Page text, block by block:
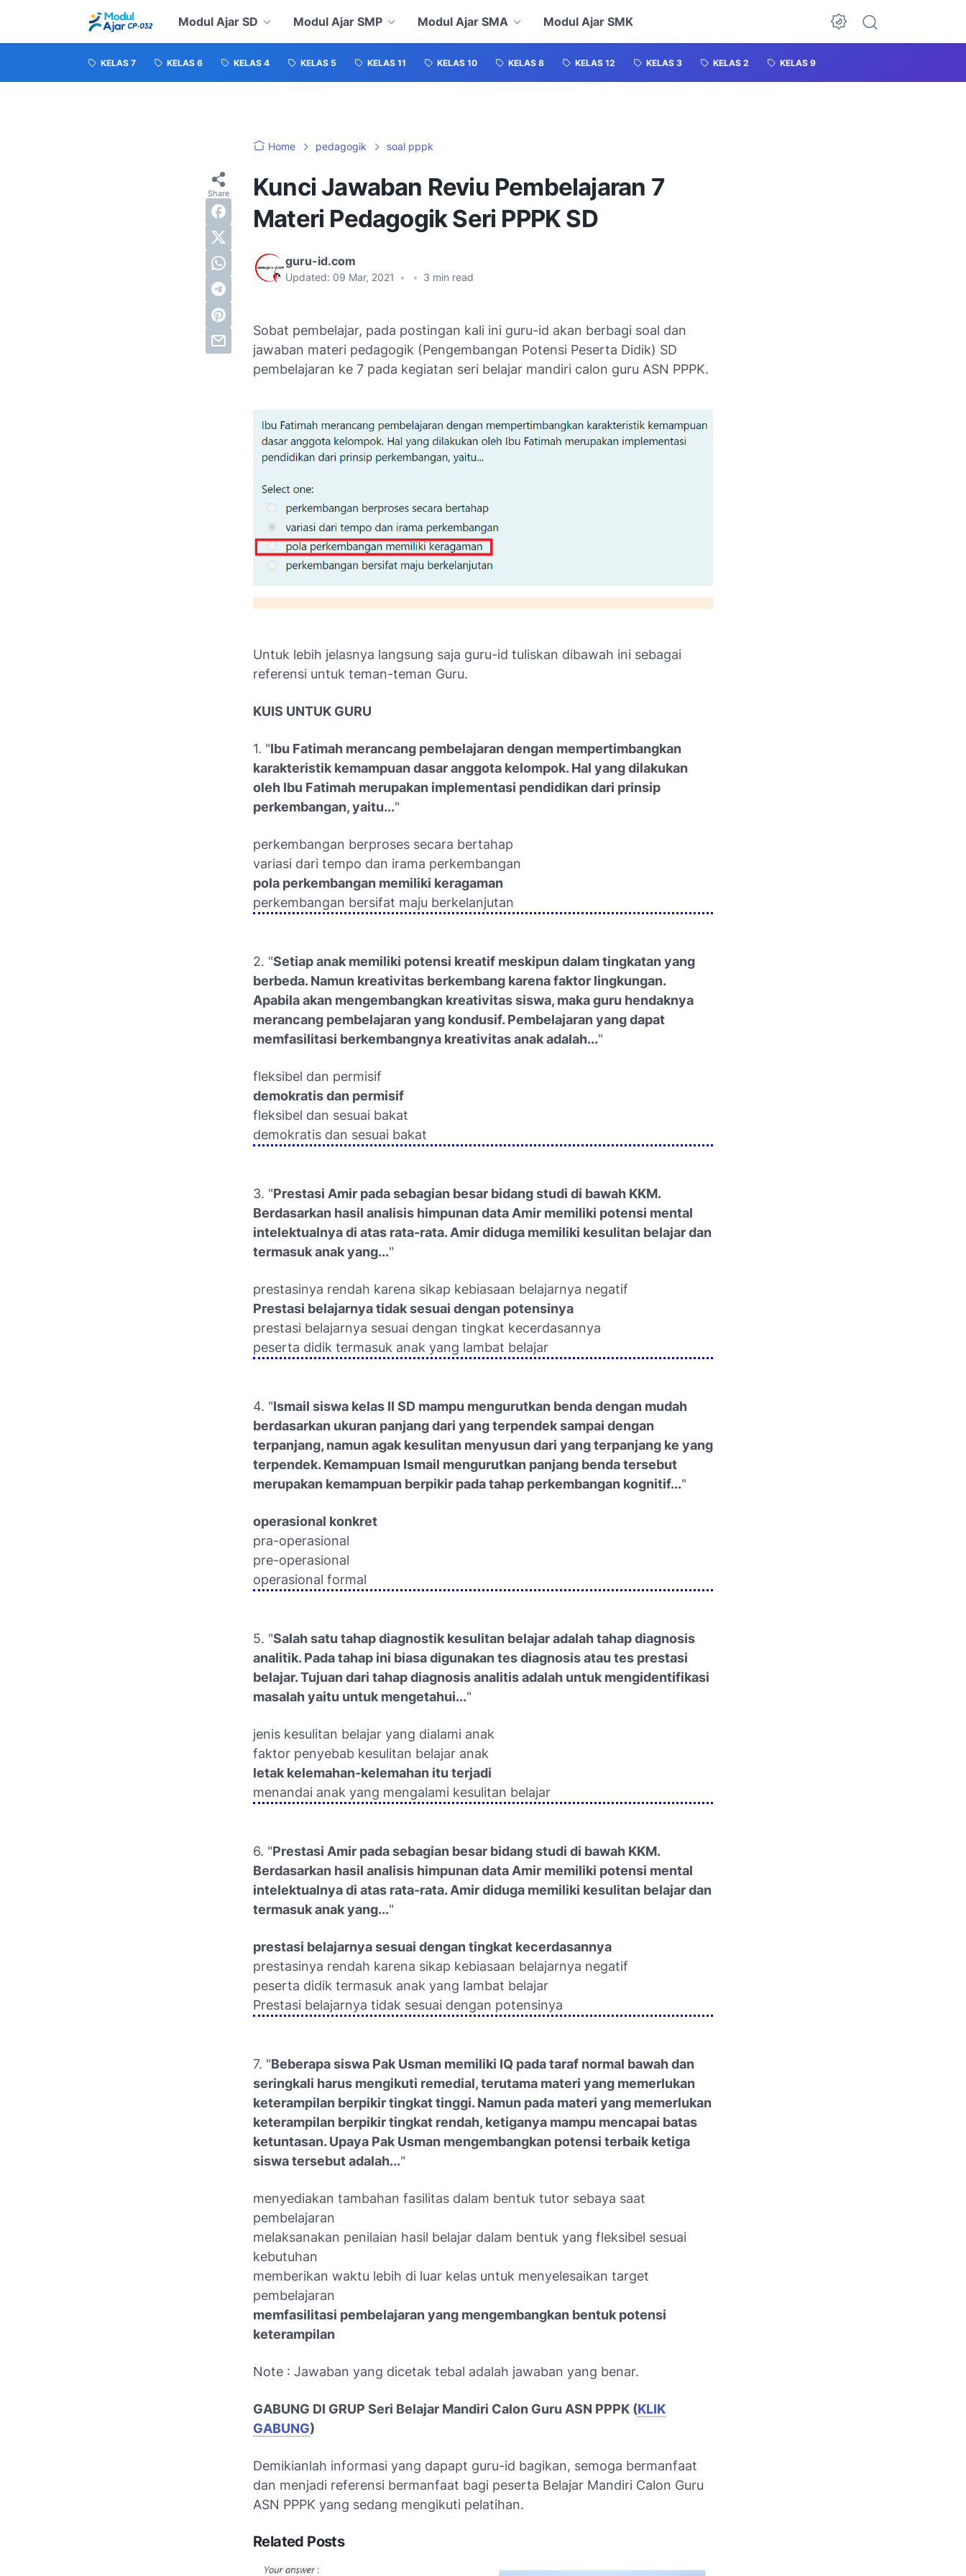
Modul Ajar SD Modul Ajar SMP Modul Ajar SMA Modul Ajar SMK
KELAS 7 KELAS 6 KELAS 4 KELAS 5 KELAS 11 KELAS 10 KELAS 8 KELAS 12 KELAS 3 KELAS 2 KELAS 9
Home pedagogik soal pppk
Kunci Jawaban Reviu Pembelajaran 7
Materi Pedagogik Seri PPPK SD
guru-id.com
Updated: 09 Mar, 2021 • • 3 min read
Sobat pembelajar, pada postingan kali ini guru-id akan berbagi soal dan
jawaban materi pedagogik (Pengembangan Potensi Peserta Didik) SD
pembelajaran ke 7 pada kegiatan seri belajar mandiri calon guru ASN PPPK.
Untuk lebih jelasnya langsung saja guru-id tuliskan dibawah ini sebagai
referensi untuk teman-teman Guru.
KUIS UNTUK GURU
1. "Ibu Fatimah merancang pembelajaran dengan mempertimbangkan
karakteristik kemampuan dasar anggota kelompok. Hal yang dilakukan
oleh Ibu Fatimah merupakan implementasi pendidikan dari prinsip
perkembangan, yaitu..."
perkembangan berproses secara bertahap
variasi dari tempo dan irama perkembangan
pola perkembangan memiliki keragaman
perkembangan bersifat maju berkelanjutan
2. "Setiap anak memiliki potensi kreatif meskipun dalam tingkatan yang
berbeda. Namun kreativitas berkembang karena faktor lingkungan.
Apabila akan mengembangkan kreativitas siswa, maka guru hendaknya
merancang pembelajaran yang kondusif. Pembelajaran yang dapat
memfasilitasi berkembangnya kreativitas anak adalah..."
fleksibel dan permisif
demokratis dan permisif
fleksibel dan sesuai bakat
demokratis dan sesuai bakat
3. "Prestasi Amir pada sebagian besar bidang studi di bawah KKM.
Berdasarkan hasil analisis himpunan data Amir memiliki potensi mental
intelektualnya di atas rata-rata. Amir diduga memiliki kesulitan belajar dan
termasuk anak yang..."
prestasinya rendah karena sikap kebiasaan belajarnya negatif
Prestasi belajarnya tidak sesuai dengan potensinya
prestasi belajarnya sesuai dengan tingkat kecerdasannya
peserta didik termasuk anak yang lambat belajar
4. "Ismail siswa kelas II SD mampu mengurutkan benda dengan mudah
berdasarkan ukuran panjang dari yang terpendek sampai dengan
terpanjang, namun agak kesulitan menyusun dari yang terpanjang ke yang
terpendek. Kemampuan Ismail mengurutkan panjang benda tersebut
merupakan kemampuan berpikir pada tahap perkembangan kognitif..."
operasional konkret
pra-operasional
pre-operasional
operasional formal
5. "Salah satu tahap diagnostik kesulitan belajar adalah tahap diagnosis
analitik. Pada tahap ini biasa digunakan tes diagnosis atau tes prestasi
belajar. Tujuan dari tahap diagnosis analitis adalah untuk mengidentifikasi
masalah yaitu untuk mengetahui..."
jenis kesulitan belajar yang dialami anak
faktor penyebab kesulitan belajar anak
letak kelemahan-kelemahan itu terjadi
menandai anak yang mengalami kesulitan belajar
6. "Prestasi Amir pada sebagian besar bidang studi di bawah KKM.
Berdasarkan hasil analisis himpunan data Amir memiliki potensi mental
intelektualnya di atas rata-rata. Amir diduga memiliki kesulitan belajar dan
termasuk anak yang..."
prestasi belajarnya sesuai dengan tingkat kecerdasannya
prestasinya rendah karena sikap kebiasaan belajarnya negatif
peserta didik termasuk anak yang lambat belajar
Prestasi belajarnya tidak sesuai dengan potensinya
7. "Beberapa siswa Pak Usman memiliki IQ pada taraf normal bawah dan
seringkali harus mengikuti remedial, terutama materi yang memerlukan
keterampilan berpikir tingkat tinggi. Namun pada materi yang memerlukan
keterampilan berpikir tingkat rendah, ketiganya mampu mencapai batas
ketuntasan. Upaya Pak Usman mengembangkan potensi terbaik ketiga
siswa tersebut adalah..."
menyediakan tambahan fasilitas dalam bentuk tutor sebaya saat
pembelajaran
melaksanakan penilaian hasil belajar dalam bentuk yang fleksibel sesuai
kebutuhan
memberikan waktu lebih di luar kelas untuk menyelesaikan target
pembelajaran
memfasilitasi pembelajaran yang mengembangkan bentuk potensi
keterampilan
Note : Jawaban yang dicetak tebal adalah jawaban yang benar.
GABUNG DI GRUP Seri Belajar Mandiri Calon Guru ASN PPPK (KLIK
GABUNG)
Demikianlah informasi yang dapapt guru-id bagikan, semoga bermanfaat
dan menjadi referensi bermanfaat bagi peserta Belajar Mandiri Calon Guru
ASN PPPK yang sedang mengikuti pelatihan.
Related Posts